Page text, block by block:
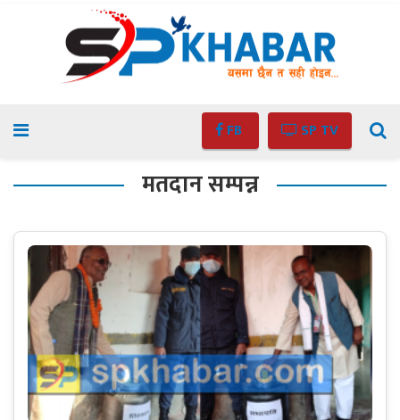
FB SP TV
मतदान सम्पन्न